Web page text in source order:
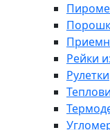
Рейки
Рулетки